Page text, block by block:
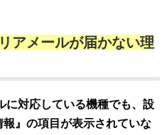
アメールが届かない理
に対応している機種でも、設
』の項目が表示されていな